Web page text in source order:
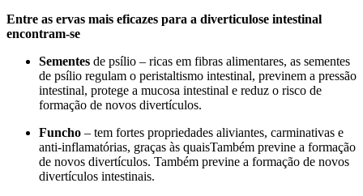
Entre as ervas mais eficazes para a diverticulose intestinal
encontram-se
Sementes de psílio – ricas em fibras alimentares, as sementes
de psílio regulam o peristaltismo intestinal, previnem a pressão
intestinal, protege a mucosa intestinal e reduz o risco de
formação de novos divertículos.
Funcho – tem fortes propriedades aliviantes, carminativas e
anti-inflamatórias, graças às quaisTambém previne a formação
de novos divertículos. Também previne a formação de novos
divertículos intestinais.